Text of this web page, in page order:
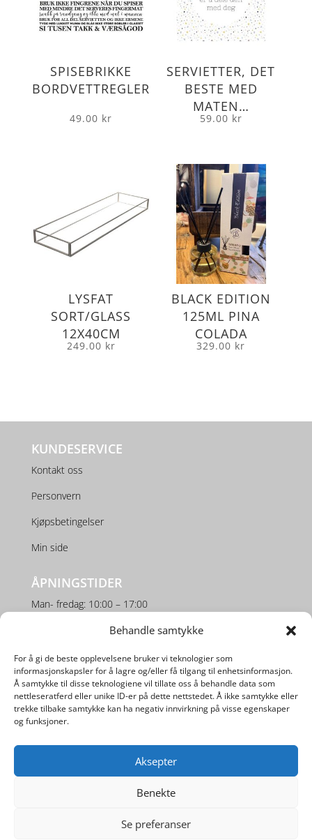
Behandle samtykke
For å gi de beste opplevelsene bruker vi teknologier som
informasjonskapsler for å lagre og/eller få tilgang til enhetsinformasjon.
Å samtykke til disse teknologiene vil tillate oss å behandle data som
nettleseratferd eller unike ID-er på dette nettstedet. Å ikke samtykke eller
trekke tilbake samtykke kan ha negativ innvirkning på visse egenskaper
og funksjoner.
Aksepter
Benekte
Se preferanser
SPISEBRIKKE
BORDVETTREGLER
49.00 kr
SERVIETTER, DET
BESTE MED
MATEN…
59.00 kr
LYSFAT
SORT/GLASS
12X40CM
249.00 kr
BLACK EDITION
125ML PINA
COLADA
329.00 kr
KUNDESERVICE
Kontakt oss
Personvern
Kjøpsbetingelser
Min side
ÅPNINGSTIDER
Man- fredag: 10:00 – 17:00
Lørdag: 10:00 – 16:00
SOSIALE MEDIER
Utviklet avDigipos AS